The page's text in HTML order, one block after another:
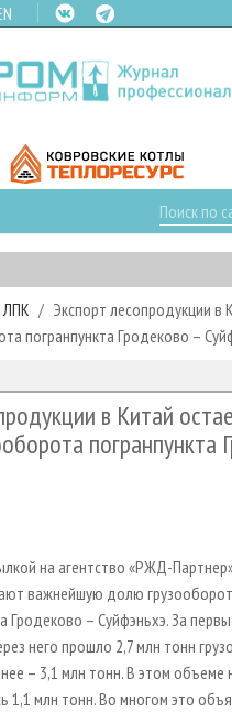
ДРЕВЕСНЫХ ПЛИТ
МЕБЕЛИ
ЛПК
РОССИИ
ДЕЛЕГАЦИИ
ИНВЕСТПРОЕКТЫ
REVIEW
ЛПК
Экспорт лесопродукции в
погранпункта Гродеково –
в Китай
погранпункта
на агентство «РЖД-
важнейшую долю
Гродеково – Суйфэньхэ. За
него прошло 2,7 млн тонн
– 3,1 млн тонн. В этом
1,1 млн тонн. Во многом это